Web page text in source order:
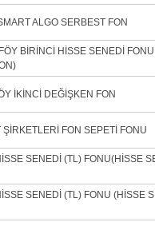
ALGO SERBEST FON
BİRİNCİ HİSSE SENEDİ
İKİNCİ DEĞİŞKEN FON
ŞİRKETLERİ FON SEPETİ FONU
SENEDİ (TL) FONU(HİSSE
SENEDİ (TL) FONU (HİSSE